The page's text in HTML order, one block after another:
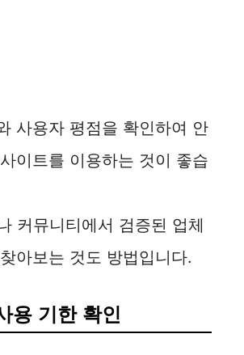
사용자 평점을 확인하여 안
이트를 이용하는 것이 좋습
커뮤니티에서 검증된 업체
아보는 것도 방법입니다.
용 기한 확인